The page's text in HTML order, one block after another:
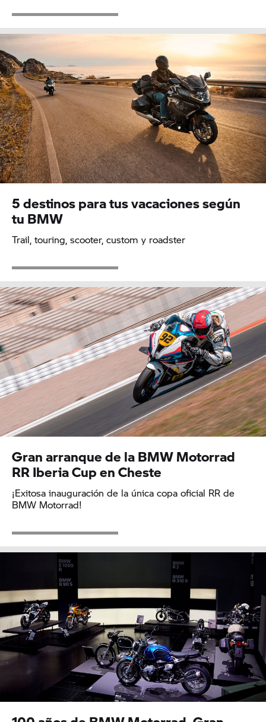
5 destinos para tus vacaciones según
tu BMW
Trail, touring, scooter, custom y roadster
Gran arranque de la BMW Motorrad
RR Iberia Cup en Cheste
¡Exitosa inauguración de la única copa oficial RR de
BMW Motorrad!